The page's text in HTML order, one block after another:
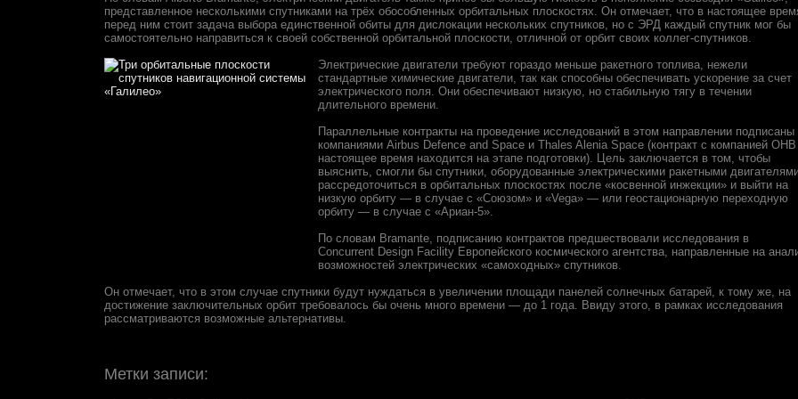
представленное несколькими спутниками на трёх обособленных орбитальных плоскостях. Он отмечает, что в настоящее
перед ним стоит задача выбора единственной обиты для дислокации нескольких спутников, но с ЭРД каждый спутник мог бы
самостоятельно направиться к своей собственной орбитальной плоскости, отличной от орбит своих коллег-спутников.
Электрические двигатели требуют гораздо меньше ракетного топлива, нежели
стандартные химические двигатели, так как способны обеспечивать ускорение за счет
электрического поля. Они обеспечивают низкую, но стабильную тягу в течении
длительного времени.
Параллельные контракты на проведение исследований в этом направлении подписаны
компаниями Аirbus Defence and Space и Thales Alenia Space (контракт с компанией
настоящее время находится на этапе подготовки). Цель заключается в том, чтобы
выяснить, смогли бы спутники, оборудованные электрическими ракетными
рассредоточиться в орбитальных плоскостях после «косвенной инжекции» и выйти на
низкую орбиту — в случае с «Союзом» и «Vega» — или геостационарную переходную
орбиту — в случае с «Ариан-5».
По словам Bramante, подписанию контрактов предшествовали исследования в
Concurrent Design Facility Европейского космического агентства, направленные на
возможностей электрических «самоходных» спутников.
Он отмечает, что в этом случае спутники будут нуждаться в увеличении площади панелей солнечных батарей, к тому же, на
достижение заключительных орбит требовалось бы очень много времени — до 1 года. Ввиду этого, в рамках исследования
рассматриваются возможные альтернативы.
Метки записи: